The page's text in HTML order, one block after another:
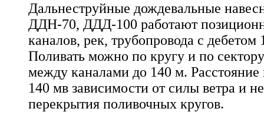
Дальнеструйные дождевальные
ДДН-70, ДДД-100 работают
каналов, рек, трубопровода с
Поливать можно по кругу и по
между каналами до 140 м.
140 мв зависимости от силы ветра и
перекрытия поливочных кругов.